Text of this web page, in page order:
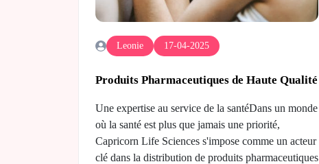
Leonie 17-04-2025
Produits Pharmaceutiques de Haute Qualité
Une expertise au service de la santéDans un monde
où la santé est plus que jamais une priorité,
Capricorn Life Sciences s'impose comme un acteur
clé dans la distribution de produits pharmaceutiques